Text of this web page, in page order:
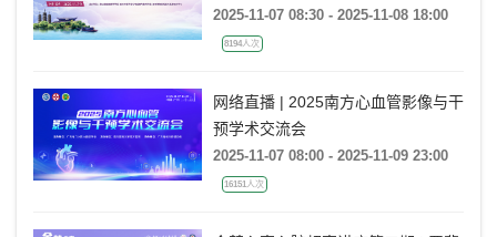
期暨2025年嘉兴市医学会心电生理
与起搏分会年会
2025-11-07 08:30 - 2025-11-08 18:00
8194人次
网络直播 | 2025南方心血管影像与干
预学术交流会
2025-11-07 08:00 - 2025-11-09 23:00
16151人次